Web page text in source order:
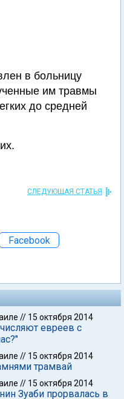
в больницу
им травмы
до средней
СЛЕДУЮЩАЯ СТАТЬЯ
Facebook
// 15 октября 2014
евреев с
// 15 октября 2014
трамвай
// 15 октября 2014
Зуаби прорвалась в